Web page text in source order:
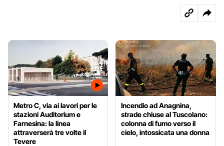
Metro C, via ai lavori per le
stazioni Auditorium e
Farnesina: la linea
attraverserà tre volte il
Tevere
Incendio ad Anagnina,
strade chiuse al Tuscolano:
colonna di fumo verso il
cielo, intossicata una donna